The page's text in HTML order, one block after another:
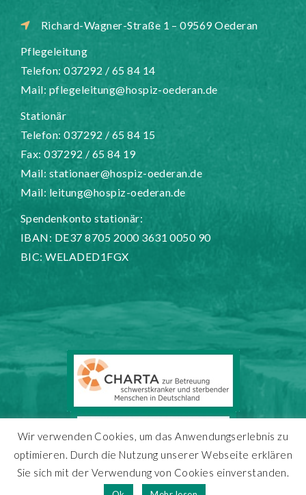
Richard-Wagner-Straße 1 – 09569 Oederan
Pflegeleitung
Telefon: 037292 / 65 84 14
Mail: pflegeleitung@hospiz-oederan.de
Stationär
Telefon: 037292 / 65 84 15
Fax: 037292 / 65 84 19
Mail: stationaer@hospiz-oederan.de
Mail: leitung@hospiz-oederan.de
Spendenkonto stationär:
IBAN: DE37 8705 2000 3631 0050 90
BIC: WELADED1FGX
Copyright 2025 - Hospiz Oederan
Wir verwenden Cookies, um das Anwendungserlebnis zu
optimieren. Durch die Nutzung unserer Webseite erklären
Sie sich mit der Verwendung von Cookies einverstanden.